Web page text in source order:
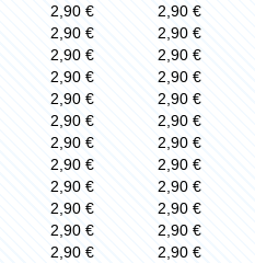
2,90 €
2,90 €
2,90 €
2,90 €
2,90 €
2,90 €
2,90 €
2,90 €
2,90 €
2,90 €
2,90 €
2,90 €
2,90 €
2,90 €
2,90 €
2,90 €
2,90 €
2,90 €
2,90 €
2,90 €
2,90 €
2,90 €
2,90 €
2,90 €